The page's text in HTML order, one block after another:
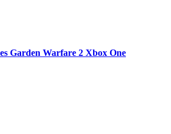
Garden Warfare 2 Xbox One